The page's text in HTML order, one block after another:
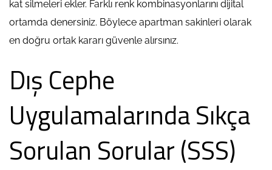
kat silmeleri ekler. Farklı renk kombinasyonlarını dijital
ortamda denersiniz. Böylece apartman sakinleri olarak
en doğru ortak kararı güvenle alırsınız.
Dış Cephe
Uygulamalarında Sıkça
Sorulan Sorular (SSS)